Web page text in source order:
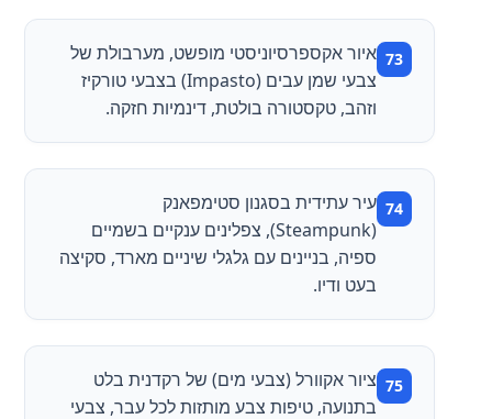
איור אקספרסיוניסטי מופשט, מערבולת של
צבעי שמן עבים (Impasto) בצבעי טורקיז
וזהב, טקסטורה בולטת, דינמיות חזקה.
עיר עתידית בסגנון סטימפאנק
(Steampunk), צפלינים ענקיים בשמיים
ספיה, בניינים עם גלגלי שיניים מארד, סקיצה
בעט ודיו.
ציור אקוורל (צבעי מים) של רקדנית בלט
בתנועה, טיפות צבע מותזות לכל עבר, צבעי